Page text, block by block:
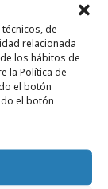
de
relacionada
los hábitos de
la Política de
el botón
el botón